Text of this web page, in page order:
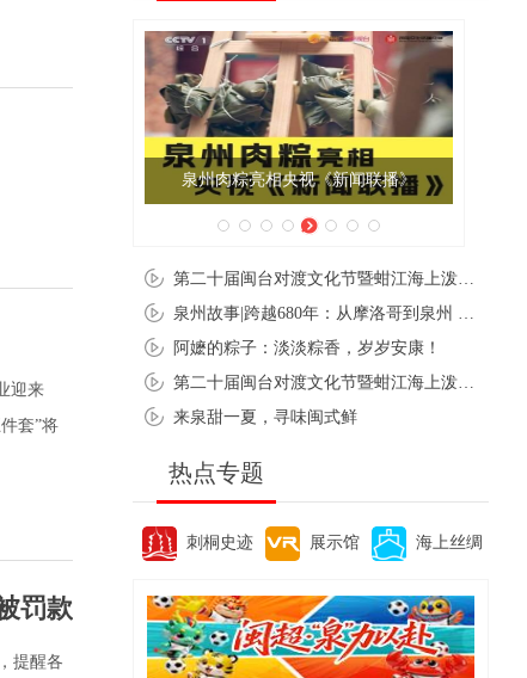
迎来
套”将
罚款
提醒各
泉州肉粽亮相央视《新闻联播》
阿嬷的粽子：淡淡粽香，岁岁安康！
来泉甜一夏，寻味闽式鲜
热点专题
刺桐史迹 展示馆 海上丝绸